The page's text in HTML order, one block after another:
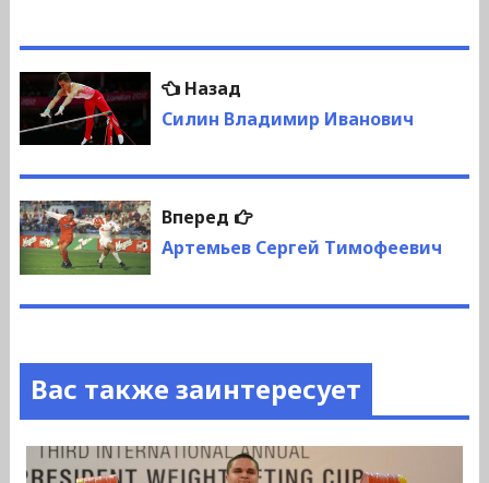
Навигация
по
записям
НазадПредыдущая
запись:
Силин Владимир Иванович
Вперед
Следующая
запись:
Артемьев Сергей Тимофеевич
Вас также заинтересует